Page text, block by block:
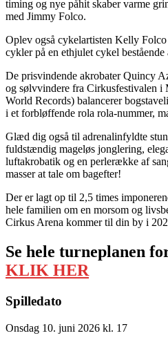
timing og nye påhit skaber varme
med Jimmy Folco.
Oplev også cykelartisten Kelly
cykler på en ethjulet cykel
De prisvindende akrobater Quincy
og sølvvindere fra Cirkusfestivalen i
World Records) balancerer
i et forbløffende rola rola-nummer,
Glæd dig også til adrenalinfyldte
fuldstændig mageløs jonglering,
luftakrobatik og en perlerække af
masser at tale om bagefter!
Der er lagt op til 2,5 times
hele familien om en morsom og
Cirkus Arena kommer til din by i
Se hele turneplanen
KLIK HER
Spilledato
Onsdag 10. juni 2026 kl. 17